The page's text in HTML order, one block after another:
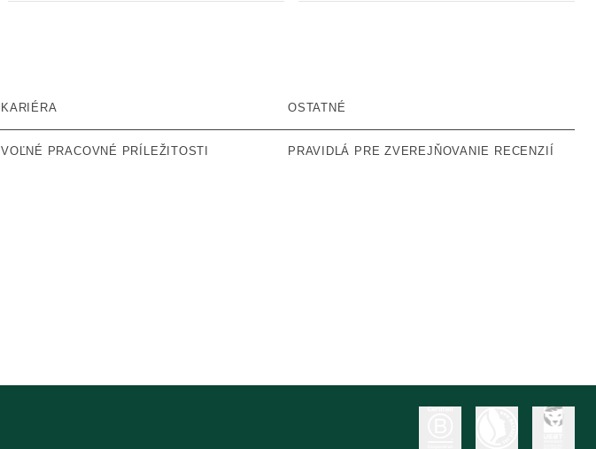
KARIÉRA
VOĽNÉ PRACOVNÉ PRÍLEŽITOSTI
OSTATNÉ
PRAVIDLÁ PRE ZVEREJŇOVANIE RECENZIÍ